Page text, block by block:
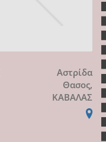
Αστρίδα
Θασος,
ΚΑΒΑΛΑΣ